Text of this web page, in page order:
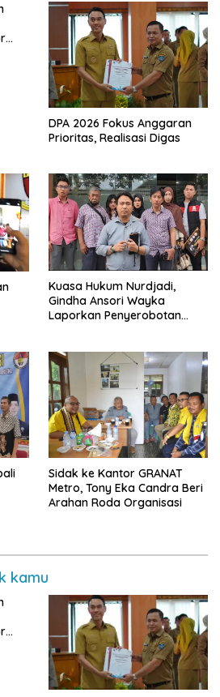
DPA 2026 Fokus Anggaran
Prioritas, Realisasi Digas
Kuasa Hukum Nurdjadi,
Gindha Ansori Wayka
Laporkan Penyerobotan
‎Sidak ke Kantor GRANAT
Metro, Tony Eka Candra Beri
Arahan Roda Organisasi
kamu